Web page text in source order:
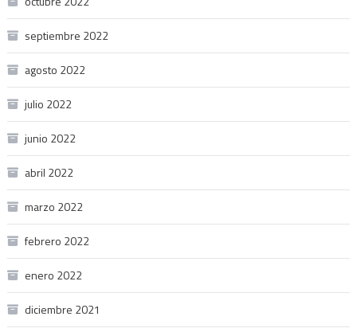
septiembre 2022
agosto 2022
julio 2022
junio 2022
abril 2022
marzo 2022
febrero 2022
enero 2022
diciembre 2021